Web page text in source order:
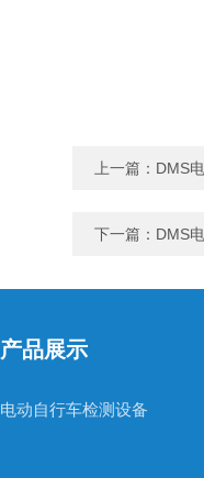
上一篇： DMS
下一篇： DMS
产品展示
电动自行车检测设备